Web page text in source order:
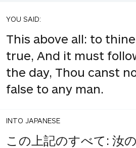
YOU SAID:
This above all: to
true, And it must
the day, Thou canst
false to any man.
INTO JAPANESE
この上記のすべて: 汝